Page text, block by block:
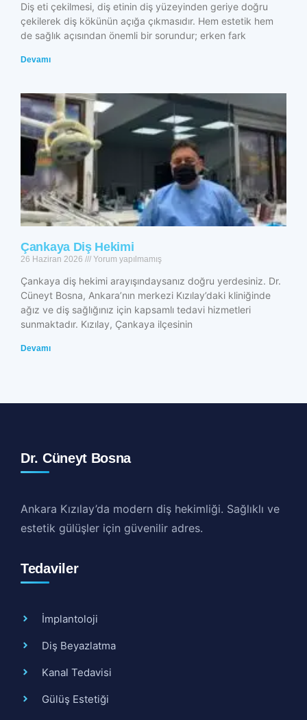
Diş eti çekilmesi, diş etinin diş yüzeyinden geriye doğru
çekilerek diş kökünün açığa çıkmasıdır. Hem estetik hem
de sağlık açısından önemli bir sorundur; erken fark
Devamı
Çankaya Diş Hekimi
26 Haziran 2026 Yorum yapılmamış
Çankaya diş hekimi arayışındaysanız doğru yerdesiniz. Dr.
Cüneyt Bosna, Ankara’nın merkezi Kızılay’daki kliniğinde
ağız ve diş sağlığınız için kapsamlı tedavi hizmetleri
sunmaktadır. Kızılay, Çankaya ilçesinin
Devamı
Dr. Cüneyt Bosna
Ankara Kızılay’da modern diş hekimliği. Sağlıklı ve
estetik gülüşler için güvenilir adres.
Tedaviler
İmplantoloji
Diş Beyazlatma
Kanal Tedavisi
Gülüş Estetiği